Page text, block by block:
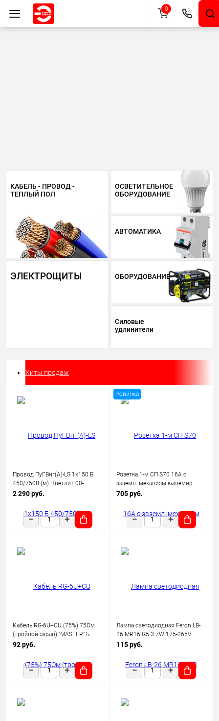
КАБЕЛЬ - ПРОВОД -
ТЕПЛЫЙ ПОЛ
ОСВЕТИТЕЛЬНОЕ
ОБОРУДОВАНИЕ
АВТОМАТИКА
ЭЛЕКТРОЩИТЫ ОБОРУДОВАНИЕ
Силовые
удлинители
Хиты продаж
Провод ПуГВнг(А)-LS 1х150 Б
450/750В (м) Цветлит 00-
00130523
2 290 руб.
Новинка
Розетка 1-м СП S70 16А с
заземл. механизм кашемир
Voltum VLS040103
705 руб.
Кабель RG-6U+CU (75%) 75Ом
(тройной экран) "MASTER" Б
(уп.100м) Rexant 01-2241
92 руб.
Лампа светодиодная Feron LB-
26 MR16 G5.3 7W 175-265V
2700K
115 руб.
0